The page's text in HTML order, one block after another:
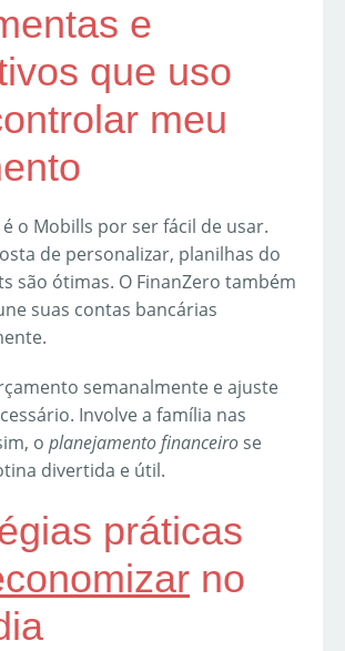
e
que uso
meu
o Mobills por ser fácil de usar.
de personalizar, planilhas do
são ótimas. O FinanZero também
suas contas bancárias
semanalmente e ajuste
Involve a família nas
o planejamento financeiro se
divertida e útil.
práticas
no